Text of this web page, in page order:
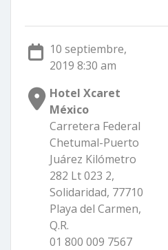
10 septiembre,
2019 8:30 am
Hotel Xcaret
México
Carretera Federal
Chetumal-Puerto
Juárez Kilómetro
282 Lt 023 2,
Solidaridad, 77710
Playa del Carmen,
Q.R.
01 800 009 7567